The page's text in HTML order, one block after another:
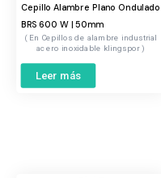
Cepillo Alambre Plano Ondulado
BRS 600 W | 50mm
Cepillos de alambre industrial
acero inoxidable klingspor
Leer más